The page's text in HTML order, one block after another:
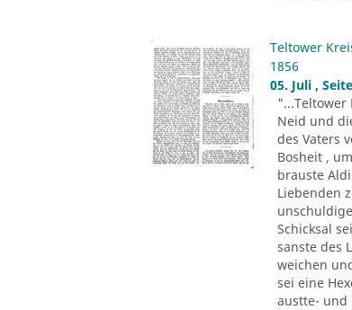
Teltower
1856
05. Juli ,
"...Teltower
Neid und
des Vaters
Bosheit ,
brauste
Liebenden
Schicksal
sanste des
weichen
sei eine
austte- und